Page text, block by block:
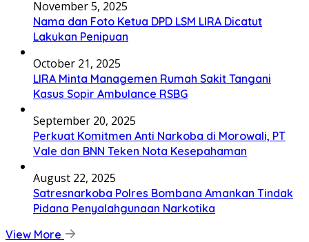
November 5, 2025
Nama dan Foto Ketua DPD LSM LIRA Dicatut
Lakukan Penipuan
October 21, 2025
LIRA Minta Managemen Rumah Sakit Tangani
Kasus Sopir Ambulance RSBG
September 20, 2025
Perkuat Komitmen Anti Narkoba di Morowali, PT
Vale dan BNN Teken Nota Kesepahaman
August 22, 2025
Satresnarkoba Polres Bombana Amankan Tindak
Pidana Penyalahgunaan Narkotika
View More